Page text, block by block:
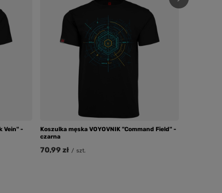
Vein" -
Koszulka męska VOYOVNIK "Command Field" -
czarna
70,99 zł / szt.
Koszulka